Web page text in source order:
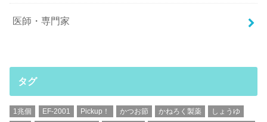
医師・専門家
タグ
1兆個 EF-2001 Pickup！ かつお節 かねろく製薬
しょうゆ